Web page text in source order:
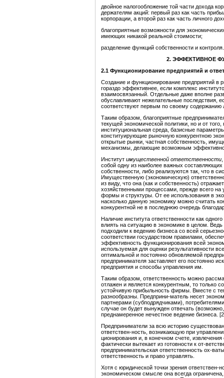
двойное налогообложение той части дохода
держателям акций: первый раз как часть
корпорации, а второй раз как часть личного
благоприятные возможности для
имеющих никакой реальной стоимости;
разделение функций собственности и
2.ЭФФЕКТИВНОЕ
2.1 Функционирование предприятий и
Создание и функционирование предприятий в
гораздо эффективнее, если комплекс
взаимосвязанный. Отдельные даже вполне
обуславливают нежелательные последствия,
соответствуют первым по своему содержанию
Таким образом, благоприятные
текущей экономической политики, но и от
институциональная среда, базисные
конституирующие рыночную конкурентною
открытые рынки, частная собственность,
механизмы, делающие возможным
Институт имущественной ответственности
собой одну из наиболее важных составляющих
собственности, либо реализуются так, что в
Имущественную (экономическую)
из виду, что она (как и собственность)
хозяйственными процессами, прежде всего
формы и структуры. От ее использования в
насколько данную экономику можно считать
конкурентной не в последнюю очередь
Наличие института ответственности как
влиять на ситуацию в экономике в целом.
подходили к ведению бизнеса со всей
соответствии государством правилами,
эффективность функционирования всей
используемая для оценки результативности
оптимальной и постоянно обновляемой
предпринимателя заставляет его постоянно
предприятия и способы управления им.
Таким образом, ответственность можно
отлажен и является конкурентным, то только
устойчивую прибыльность фирмы. Вместе с
разнообразны. Предприни-матель несет
партнерами (субподрядчиками),
случае он будет вынужден отвечать
преднамеренное нечестное ведение бизнеса.
Предприниматели за всю историю
ответствен-ность, возникающую при
ционирования и, в конечном счете,
фактически вытекает из готовности к от-
предпринимательская ответственность ох-
ответственность и право управлять.
Хотя с юридической точки зрения ответствен-
экономическом смысле она всегда